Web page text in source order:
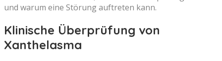
und warum eine Störung auftreten kann.
Klinische Überprüfung von
Xanthelasma